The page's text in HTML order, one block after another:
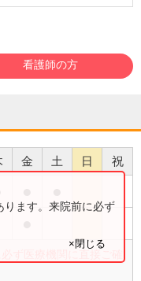
看護師の方
金 土 日 祝
ず医療機関に直接ご確
ります。来院前に必ず
×閉じる